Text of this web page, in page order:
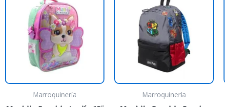
Marroquinería Marroquinería